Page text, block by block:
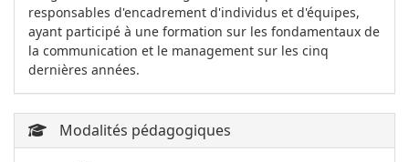
responsables d'encadrement d'individus et d'équipes,
ayant participé à une formation sur les fondamentaux de
la communication et le management sur les cinq
dernières années.
Modalités pédagogiques